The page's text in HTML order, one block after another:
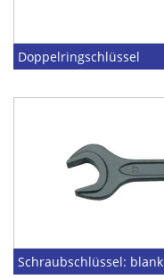
Doppelringschlüssel
Schraubschlüssel: blank